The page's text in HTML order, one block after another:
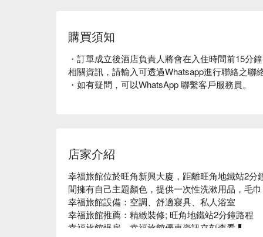
購買須知
・訂單成立後酒店負責人將會在入住時間前15分
相關資訊，請輸入可透過Whatsapp進行聯絡之聯
・如有疑問，可以WhatsApp 聯繫客戶服務員。
店家介紹
幸福旅館位於旺角新興大廈，距離旺角地鐵站2
間擁有自己主題顏色，提供一次性洗漱用品，毛
幸福旅館設備：空調、舒適寢具、私人浴室
幸福旅館推薦：精緻裝修; 旺角地鐵站2分鐘路程
幸福旅館爆房、幸福旅館優惠資訊立刻查看⬇︎